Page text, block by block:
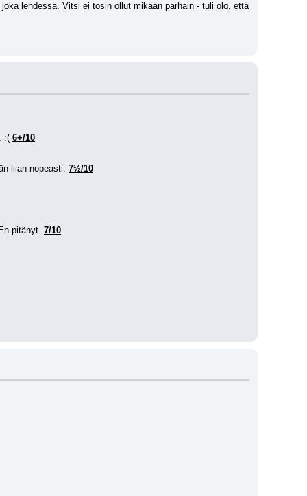
lehdessä. Vitsi ei tosin ollut mikään parhain - tuli olo, että
:( 6+/10
liian nopeasti. 7½/10
pitänyt. 7/10